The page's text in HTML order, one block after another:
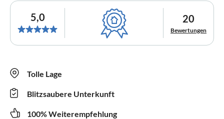
5,0 20
Bewertungen
Tolle Lage
Blitzsaubere Unterkunft
100% Weiterempfehlung